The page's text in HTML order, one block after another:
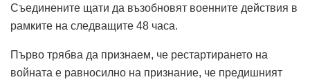
Съединените щати да възобновят военните действия в
рамките на следващите 48 часа.
Първо трябва да признаем, че рестартирането на
войната е равносилно на признание, че предишният